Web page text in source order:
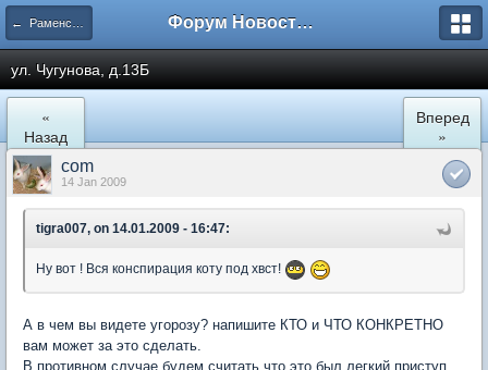
← Раменское Форум Новостройки
ул. Чугунова, д.13Б
«
Назад
Вперед
»
com
14 Jan 2009
tigra007, on 14.01.2009 - 16:47:
Ну вот ! Вся конспирация коту под хвст!
А в чем вы видете угорозу? напишите КТО и ЧТО КОНКРЕТНО
вам может за это сделать.
В противном случае будем считать что это был легкий приступ